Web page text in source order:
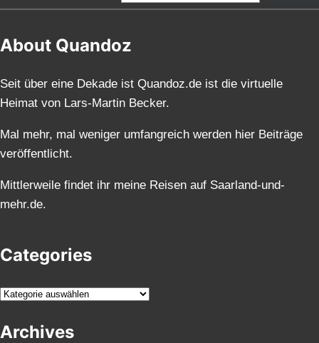
About Quandoz
Seit über eine Dekade ist Quandoz.de ist die virtuelle
Heimat von Lars-Martin Becker.
Mal mehr, mal weniger umfangreich werden hier Beiträge
veröffentlicht.
Mittlerweile findet ihr meine Reisen auf Saarland-und-
mehr.de.
Categories
K
tArchives